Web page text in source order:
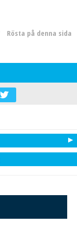
Rösta på denna sida